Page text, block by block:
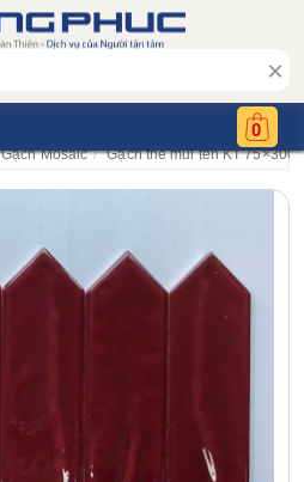
×
0
Gạch Mosaic Gạch thẻ mũi tên KT 75×300